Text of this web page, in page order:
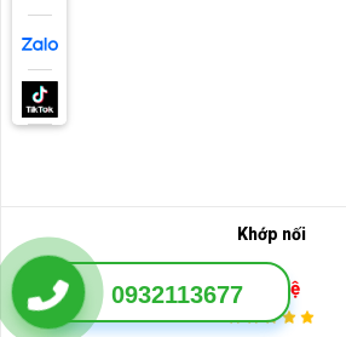
Khớp nối
Liên hệ
0932113677